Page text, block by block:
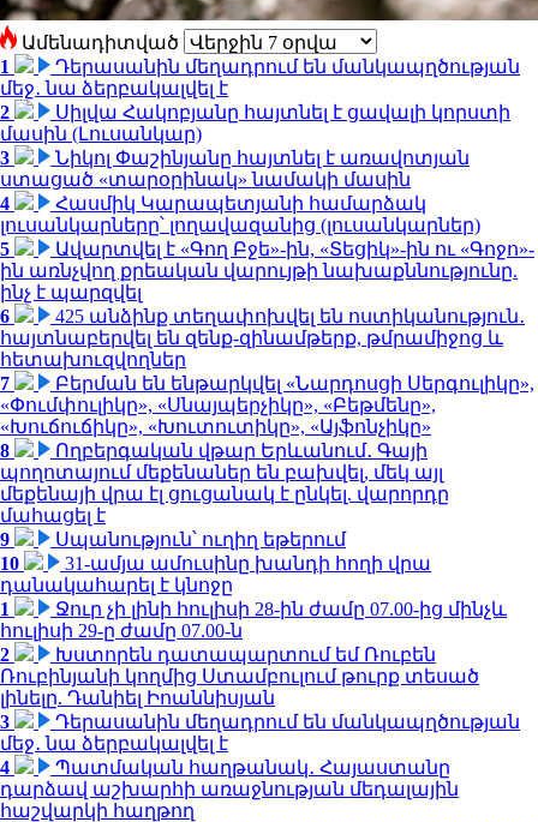
Ամենադիտված
1
Դերասանին մեղադրում են մանկապղծության
մեջ․ նա ձերբակալվել է
2
Սիլվա Հակոբյանը հայտնել է ցավալի կորստի
մասին (Լուսանկար)
3
Նիկոլ Փաշինյանը հայտնել է առավոտյան
ստացած «տարօրինակ» նամակի մասին
4
Հասմիկ Կարապետյանի համարձակ
լուսանկարները՝ լողավազանից (լուսանկարներ)
5
Ավարտվել է «Գող Բջե»-ին, «Տեցիկ»-ին ու «Գոջո»-
ին առնչվող քրեական վարույթի նախաքննությունը.
ինչ է պարզվել
6
425 անձինք տեղափոխվել են ոստիկանություն․
հայտնաբերվել են զենք-զինամթերք, թմրամիջոց և
հետախուզվողներ
7
Բերման են ենթարկվել «Նարդոսցի Սերգուլիկը»,
«Փումփուլիկը», «Սնայպերչիկը», «Բեթմենը»,
«Խուճուճիկը», «Խուտուտիկը», «Այֆոնչիկը»
8
Ողբերգական վթար Երևանում․ Գայի
պողոտայում մեքենաներ են բախվել, մեկ այլ
մեքենայի վրա էլ ցուցանակ է ընկել. վարորդը
մահացել է
9
Սպանություն՝ ուղիղ եթերում
10
31-ամյա ամուսինը խանդի հողի վրա
դանակահարել է կնոջը
1
Ջուր չի լինի հուլիսի 28-ին ժամը 07.00-ից մինչև
հուլիսի 29-ը ժամը 07.00-ն
2
Խստորեն դատապարտում եմ Ռուբեն
Ռուբինյանի կողմից Ստամբուլում թուրք տեսած
լինելը. Դանիել Իոաննիսյան
3
Դերասանին մեղադրում են մանկապղծության
մեջ․ նա ձերբակալվել է
4
Պատմական հաղթանակ․ Հայաստանը
դարձավ աշխարհի առաջնության մեդալային
հաշվարկի հաղթող